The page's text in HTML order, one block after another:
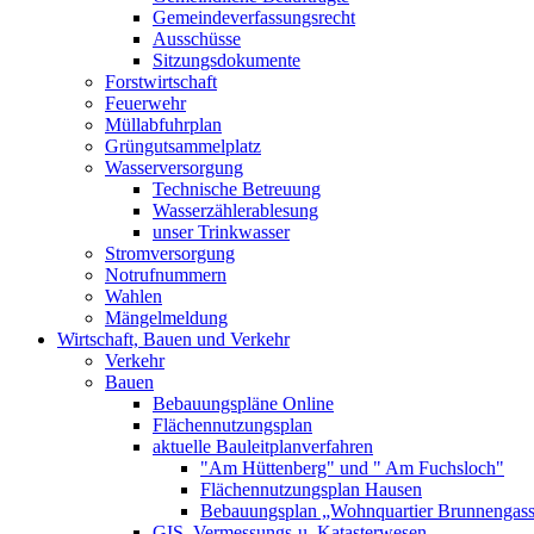
Gemeindeverfassungsrecht
Ausschüsse
Sitzungsdokumente
Forstwirtschaft
Feuerwehr
Müllabfuhrplan
Grüngutsammelplatz
Wasserversorgung
Technische Betreuung
Wasserzählerablesung
unser Trinkwasser
Stromversorgung
Notrufnummern
Wahlen
Mängelmeldung
Wirtschaft, Bauen und Verkehr
Verkehr
Bauen
Bebauungspläne Online
Flächennutzungsplan
aktuelle Bauleitplanverfahren
"Am Hüttenberg" und " Am Fuchsloch"
Flächennutzungsplan Hausen
Bebauungsplan „Wohnquartier